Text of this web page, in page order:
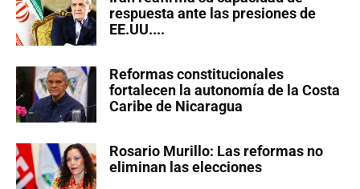
respuesta ante las presiones de
EE.UU....
Reformas constitucionales
fortalecen la autonomía de la Costa
Caribe de Nicaragua
Rosario Murillo: Las reformas no
eliminan las elecciones